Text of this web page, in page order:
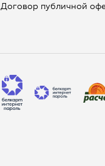
Договор публичной